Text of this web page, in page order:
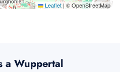
Leaflet |© OpenStreetMap
a Wuppertal